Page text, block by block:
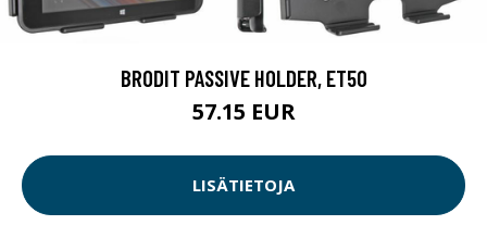
BRODIT PASSIVE HOLDER, ET50
57.15 EUR
LISÄTIETOJA